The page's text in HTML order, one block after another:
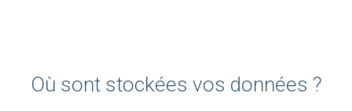
Où sont stockées vos données ?